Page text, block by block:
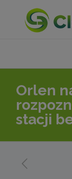
Orlen
stacji